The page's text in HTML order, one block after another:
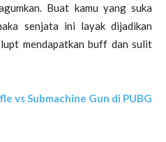
Buat kamu yang suka
senjata ini layak dijadikan
mendapatkan buff dan sulit
vs Submachine Gun di PUBG